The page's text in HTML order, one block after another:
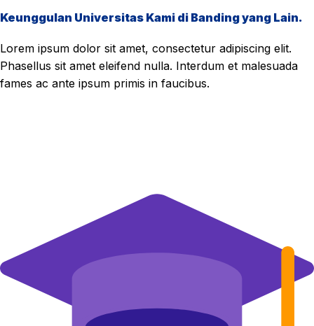
Keunggulan Universitas Kami di Banding yang Lain.
Lorem ipsum dolor sit amet, consectetur adipiscing elit.
Phasellus sit amet eleifend nulla. Interdum et malesuada
fames ac ante ipsum primis in faucibus.